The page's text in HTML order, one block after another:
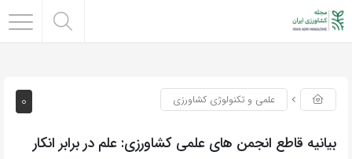
0 علمی و تکنولوژی کشاورزی
بیانیه قاطع انجمن های علمی کشاورزی: علم در برابر انکار